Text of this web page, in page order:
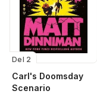
Del 2
Carl's Doomsday
Scenario